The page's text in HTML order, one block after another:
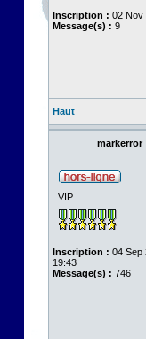
Inscription : 02 Nov
Message(s) : 9
Haut
markerror
VIP
Inscription : 04 Sep
19:43
Message(s) : 746